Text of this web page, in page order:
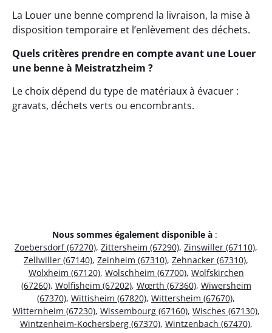
La Louer une benne comprend la livraison, la mise à
disposition temporaire et l’enlèvement des déchets.
Quels critères prendre en compte avant une Louer
une benne à Meistratzheim ?
Le choix dépend du type de matériaux à évacuer :
gravats, déchets verts ou encombrants.
Nous sommes également disponible à :
Zoebersdorf (67270), Zittersheim (67290), Zinswiller (67110),
Zellwiller (67140), Zeinheim (67310), Zehnacker (67310),
Wolxheim (67120), Wolschheim (67700), Wolfskirchen
(67260), Wolfisheim (67202), Wœrth (67360), Wiwersheim
(67370), Wittisheim (67820), Wittersheim (67670),
Witternheim (67230), Wissembourg (67160), Wisches (67130),
Wintzenheim-Kochersberg (67370), Wintzenbach (67470),